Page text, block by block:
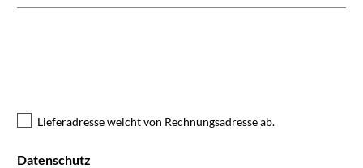
Lieferadresse weicht von Rechnungsadresse ab.
Datenschutz